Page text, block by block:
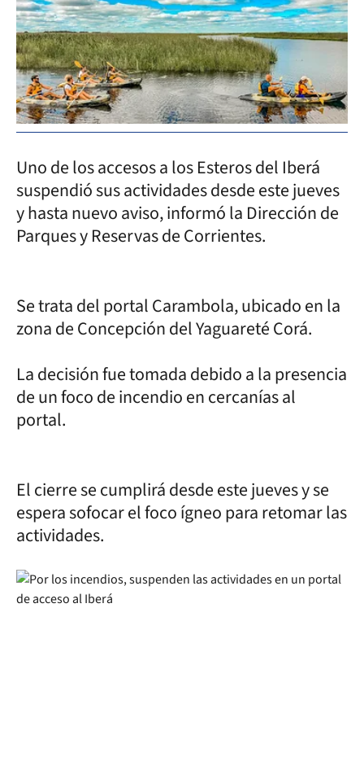
Uno de los accesos a los Esteros del Iberá
suspendió sus actividades desde este jueves
y hasta nuevo aviso, informó la Dirección de
Parques y Reservas de Corrientes.
Se trata del portal Carambola, ubicado en la
zona de Concepción del Yaguareté Corá.
La decisión fue tomada debido a la presencia
de un foco de incendio en cercanías al
portal.
El cierre se cumplirá desde este jueves y se
espera sofocar el foco ígneo para retomar las
actividades.